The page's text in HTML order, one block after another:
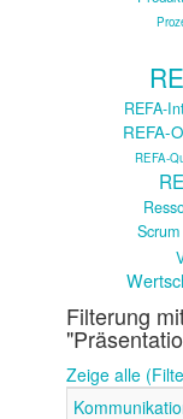
REFA-
REFA-
REFA-
Scrum
Filterung
Zeige alle